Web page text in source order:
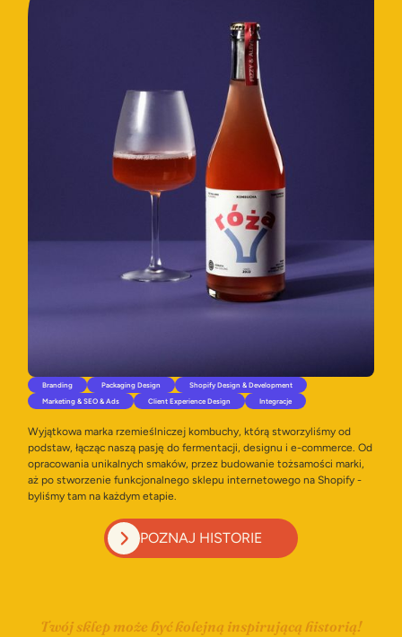
Branding Packaging Design
Shopify Design & Development
Marketing & SEO & Ads
Client Experience Design Integracje
Wyjątkowa marka rzemieślniczej kombuchy, którą stworzyliśmy od
podstaw, łącząc naszą pasję do fermentacji, designu ie-commerce. Od
opracowania unikalnych smaków, przez budowanie tożsamości marki,
aż po stworzenie funkcjonalnego sklepu internetowego na Shopify -
byliśmy tam na każdym etapie.
POZNAJ HISTORIE
Twój sklep może być kolejną inspirującą historią!